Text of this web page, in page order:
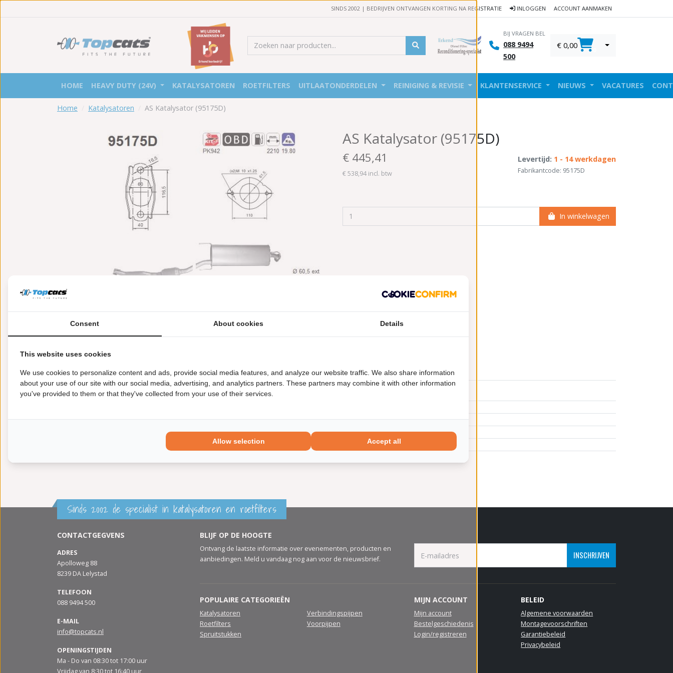
SINDS 2002 | BEDRIJVEN ONTVANGEN KORTING NA REGISTRATIE INLOGGEN ACCOUNT AANMAKEN
BIJ VRAGEN BEL
088 9494
500
€ 0,00
HOME HEAVY DUTY (24V) KATALYSATOREN ROETFILTERS UITLAATONDERDELEN REINIGING & REVISIE KLANTENSERVICE NIEUWS VACATURES
Home Katalysatoren AS Katalysator (95175D)
AS Katalysator (95175D)
€ 445,41
€ 538,94 incl. btw
Levertijd: 1 - 14 werkdagen
Fabrikantcode: 95175D
In winkelwagen
Lengte [mm]:2.210
Emissienorm:Euro 5
voor voertuigen met OBD
Sinds 2002 de specialist in katalysatoren en roetfilters
CONTACTGEGVENS
ADRES
Apolloweg 88
8239 DA Lelystad
TELEFOON
088 9494 500
E-MAIL
info@topcats.nl
OPENINGSTIJDEN
Ma - Do van 08:30 tot 17:00 uur
BLIJF OP DE HOOGTE
Ontvang de laatste informatie over evenementen, producten en
aanbiedingen. Meld u vandaag nog aan voor de nieuwsbrief.
INSCHRIJVEN
POPULAIRE CATEGORIEËN
Katalysatoren
Roetfilters
Spruitstukken
Verbindingspijpen
Voorpijpen
MIJN ACCOUNT
Mijn account
Bestelgeschiedenis
Login/registreren
BELEID
Algemene voorwaarden
Montagevoorschriften
Garantiebeleid
Privacybeleid
Consent About cookies Details
This website uses cookies
We use cookies to personalize content and ads, provide social media features, and analyze our website traffic. We also share information
about your use of our site with our social media, advertising, and analytics partners. These partners may combine it with other information
you've provided to them or that they've collected from your use of their services.
Allow selection Accept all